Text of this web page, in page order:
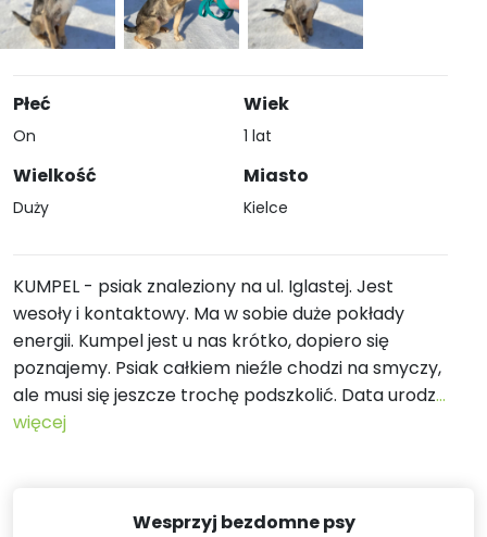
Płeć
On
Wielkość
Duży
Wiek
1 lat
Miasto
Kielce
KUMPEL - psiak znaleziony na ul. Iglastej. Jest
wesoły i kontaktowy. Ma w sobie duże pokłady
energii. Kumpel jest u nas krótko, dopiero się
poznajemy. Psiak całkiem nieźle chodzi na smyczy,
ale musi się jeszcze trochę podszkolić. Data urodz...
więcej
Wesprzyj bezdomne psy